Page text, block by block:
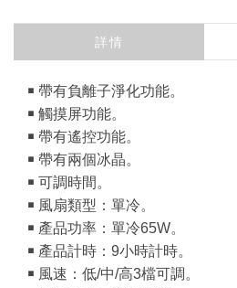
詳情
￭ 帶有負離子淨化功能。
￭ 觸摸屏功能。
￭ 帶有遙控功能。
￭ 帶有兩個冰晶。
￭ 可調時間。
￭ 風扇類型：單冷。
￭ 產品功率：單冷65W。
￭ 產品計時：9小時計時。
￭ 風速：低/中/高3檔可調。